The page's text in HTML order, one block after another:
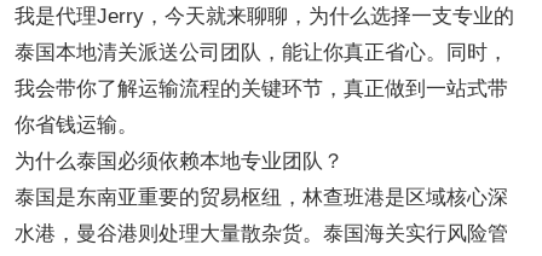
我是代理Jerry，今天就来聊聊，为什么选择一支专业的
泰国本地清关派送公司团队，能让你真正省心。同时，
我会带你了解运输流程的关键环节，真正做到一站式带
你省钱运输。
为什么泰国必须依赖本地专业团队？
泰国是东南亚重要的贸易枢纽，林查班港是区域核心深
水港，曼谷港则处理大量散杂货。泰国海关实行风险管